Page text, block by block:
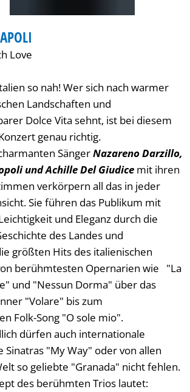
Love
so nah! Wer sich nach warmer
Landschaften und
Dolce Vita sehnt, ist bei diesem
genau richtig.
SängerNazareno Darzillo,
und Achille Del Giudice mit ihren
verkörpern all das in jeder
Sie führen das Publikum mit
und Eleganz durch die
des Landes und
größten Hits des italienischen
berühmtesten Opernarien wie "La
und "Nessun Dorma" über das
"Volare" bis zum
Folk-Song "O sole mio".
dürfen auch internationale
Sinatras "My Way" oder von allen
so geliebte "Granada" nicht fehlen.
des berühmten Trios lautet: